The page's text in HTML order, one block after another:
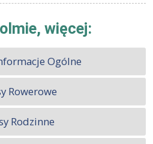
więcej:
Ogólne
Rowerowe
Rodzinne